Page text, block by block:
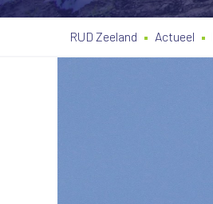
RUD Zeeland Actueel